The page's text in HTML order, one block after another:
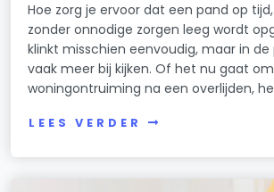
Hoe zorg je ervoor dat een pand op
zonder onnodige zorgen leeg wordt
klinkt misschien eenvoudig, maar in
vaak meer bij kijken. Of het nu gaat
woningontruiming na een overlijden,
LEES VERDER